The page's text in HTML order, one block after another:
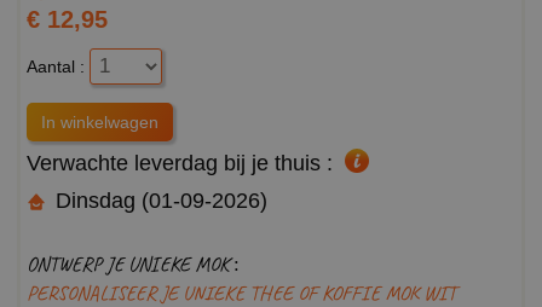
€ 12,95
Aantal :
Verwachte leverdag bij je thuis :
Dinsdag (01-09-2026)
ONTWERP JE UNIEKE MOK :
PERSONALISEER JE UNIEKE THEE OF KOFFIE MOK WIT